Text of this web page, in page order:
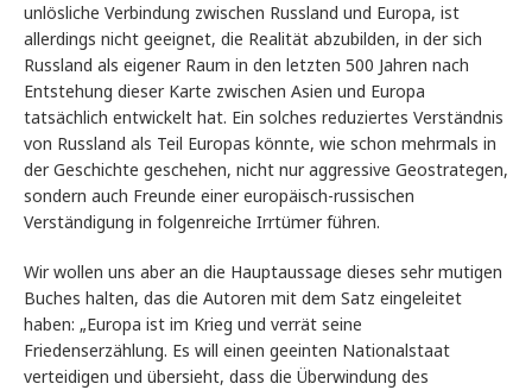
unlösliche Verbindung zwischen Russland und Europa, ist
allerdings nicht geeignet, die Realität abzubilden, in der sich
Russland als eigener Raum in den letzten 500 Jahren nach
Entstehung dieser Karte zwischen Asien und Europa
tatsächlich entwickelt hat. Ein solches reduziertes Verständnis
von Russland als Teil Europas könnte, wie schon mehrmals in
der Geschichte geschehen, nicht nur aggressive Geostrategen,
sondern auch Freunde einer europäisch-russischen
Verständigung in folgenreiche Irrtümer führen.
Wir wollen uns aber an die Hauptaussage dieses sehr mutigen
Buches halten, das die Autoren mit dem Satz eingeleitet
haben: „Europa ist im Krieg und verrät seine
Friedenserzählung. Es will einen geeinten Nationalstaat
verteidigen und übersieht, dass die Überwindung des